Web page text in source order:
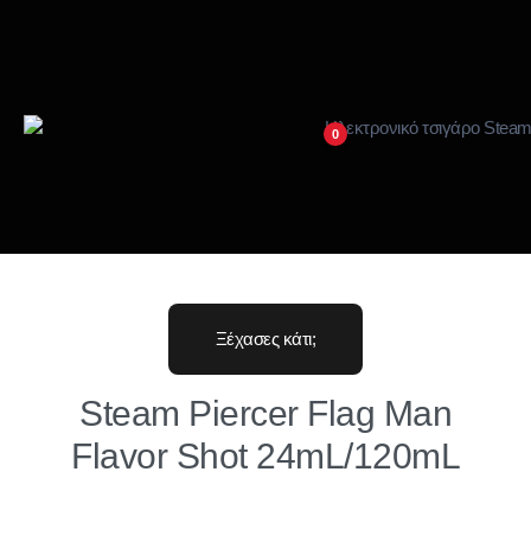
0
Ξέχασες κάτι;
Steam Piercer Flag Man
Flavor Shot 24mL/120mL